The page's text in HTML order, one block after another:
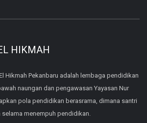
HIKMAH
Hikmah Pekanbaru adalah lembaga pendidikan
naungan dan pengawasan Yayasan Nur
pola pendidikan berasrama, dimana santri
menempuh pendidikan.